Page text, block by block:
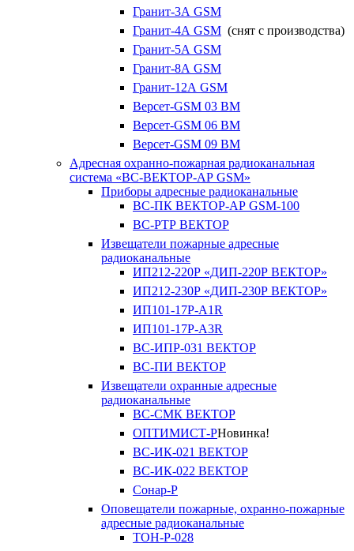
Гранит-3А GSM
Гранит-4А GSM (снят с производства)
Гранит-5А GSM
Гранит-8А GSM
Гранит-12А GSM
Версет-GSM 03 ВМ
Версет-GSM 06 ВМ
Версет-GSM 09 ВМ
Адресная охранно-пожарная радиоканальная
система «ВС-ВЕКТОР-АР GSM»
Приборы адресные радиоканальные
ВС-ПК ВЕКТОР-АР GSM-100
ВС-РТР ВЕКТОР
Извещатели пожарные адресные
радиоканальные
ИП212-220Р «ДИП-220Р ВЕКТОР»
ИП212-230Р «ДИП-230Р ВЕКТОР»
ИП101-17Р-A1R
ИП101-17Р-A3R
ВС-ИПР-031 ВЕКТОР
ВС-ПИ ВЕКТОР
Извещатели охранные адресные
радиоканальные
ВС-СМК ВЕКТОР
ОПТИМИСТ-РНовинка!
ВС-ИК-021 ВЕКТОР
ВС-ИК-022 ВЕКТОР
Сонар-Р
Оповещатели пожарные, охранно-пожарные
адресные радиоканальные
ТОН-Р-028